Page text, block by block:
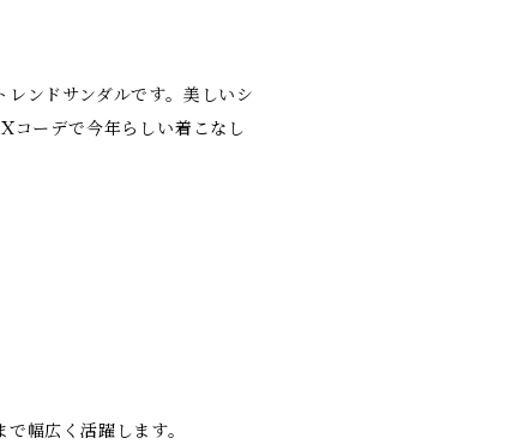
ンドサンダルです。美しいシ
コーデで今年らしい着こなし
幅広く活躍します。